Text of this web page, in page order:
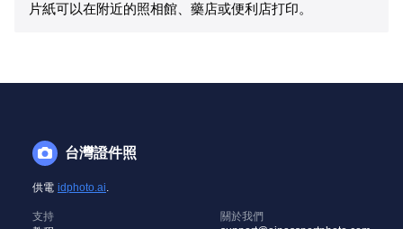
片紙可以在附近的照相館、藥店或便利店打印。
台灣證件照
供電 idphoto.ai.
支持
關於我們